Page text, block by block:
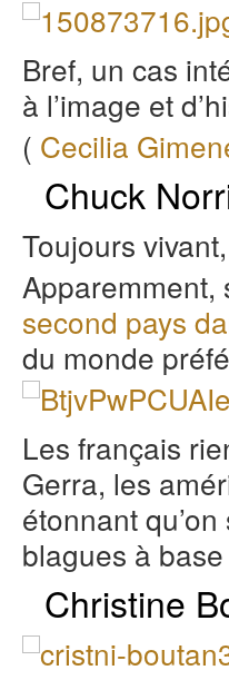
Bref, un cas
à l’image et
( Cecilia
Chuck
Toujours
Apparemment,
second pays
du monde
Les français
Gerra, les
étonnant
blagues à
Christine